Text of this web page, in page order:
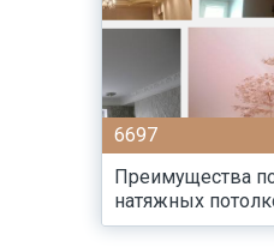
6697
Преимущества
натяжных